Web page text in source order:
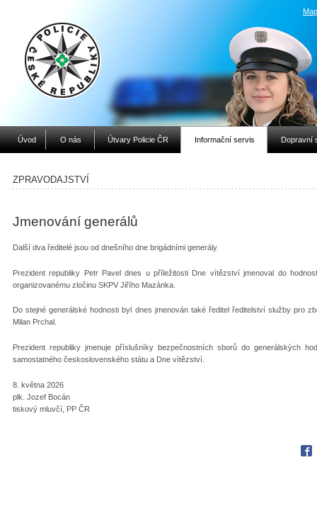
Úvod O nás Útvary Policie ČR Informační servis Dopravní
ZPRAVODAJSTVÍ
Jmenování generálů
Další dva ředitelé jsou od dnešního dne brigádními generály.
Prezident republiky Petr Pavel dnes u příležitosti Dne vítězství jmenoval do
organizovanému zločinu SKPV Jiřího Mazánka.
Do stejné generálské hodnosti byl dnes jmenován také ředitel ředitelství služby pro
Milan Prchal.
Prezident republiky jmenuje příslušníky bezpečnostních sborů do generálských
samostatného československého státu a Dne vítězství.
8. května 2026
plk. Jozef Bocán
tiskový mluvčí, PP ČR